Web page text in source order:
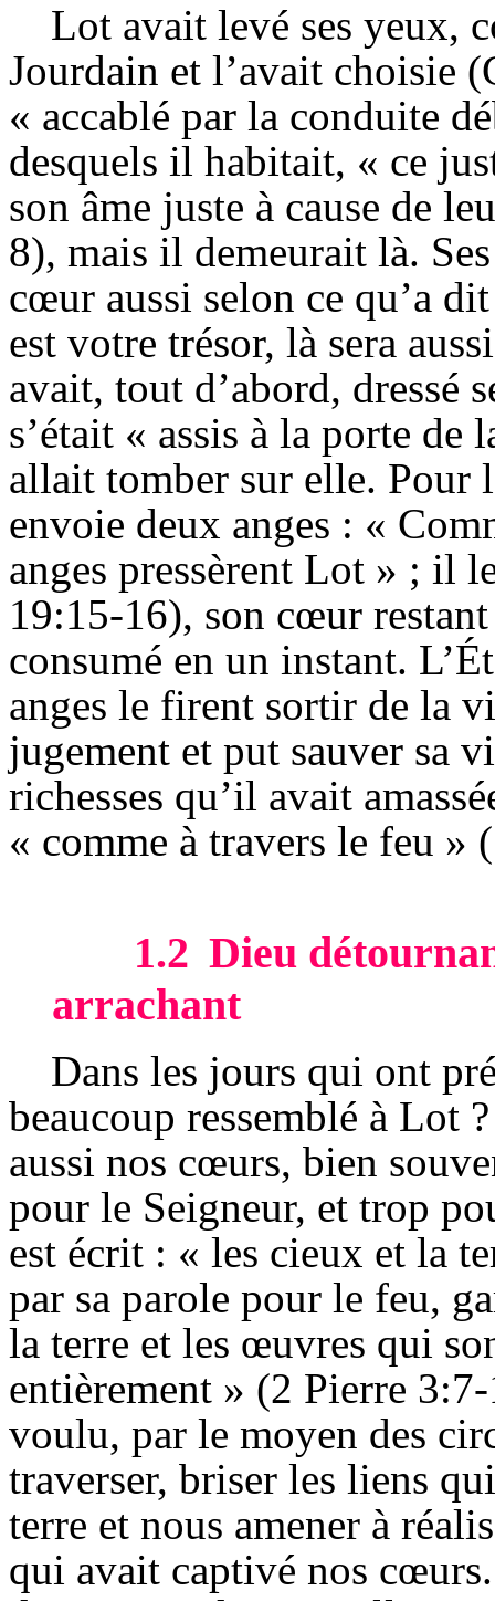
Lot avait levé ses yeux,
Jourdain et l’avait choisie
« accablé par la conduite
desquels il habitait, « ce
son âme juste à cause de
8), mais il demeurait là.
cœur aussi selon ce qu’a
est votre trésor, là sera
avait, tout d’abord, dressé
s’était « assis à la porte
allait tomber sur elle. Pour
envoie deux anges : «
anges pressèrent Lot » ; il
19:15-16), son cœur
consumé en un instant.
anges le firent sortir de la
jugement et put sauver sa
richesses qu’il avait
« comme à travers le feu »
1.2 Dieu
arrachant
Dans les jours qui ont
beaucoup ressemblé à Lot
aussi nos cœurs, bien
pour le Seigneur, et trop
est écrit : « les cieux et la
par sa parole pour le feu,
la terre et les œuvres qui
entièrement » (2 Pierre
voulu, par le moyen des
traverser, briser les liens
terre et nous amener à
qui avait captivé nos